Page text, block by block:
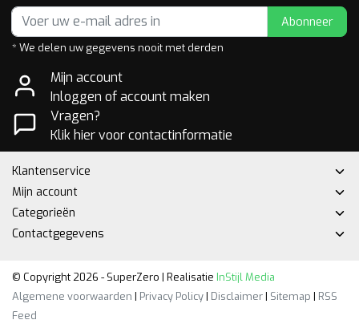
Abonneer
* We delen uw gegevens nooit met derden
Mijn account
Inloggen of account maken
Vragen?
Klik hier voor contactinformatie
Klantenservice
Mijn account
Categorieën
Contactgegevens
© Copyright 2026 - SuperZero | Realisatie InStijl Media
Algemene voorwaarden | Privacy Policy| Disclaimer| Sitemap | RSS
Feed